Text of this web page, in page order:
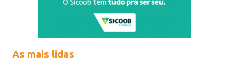
As mais lidas